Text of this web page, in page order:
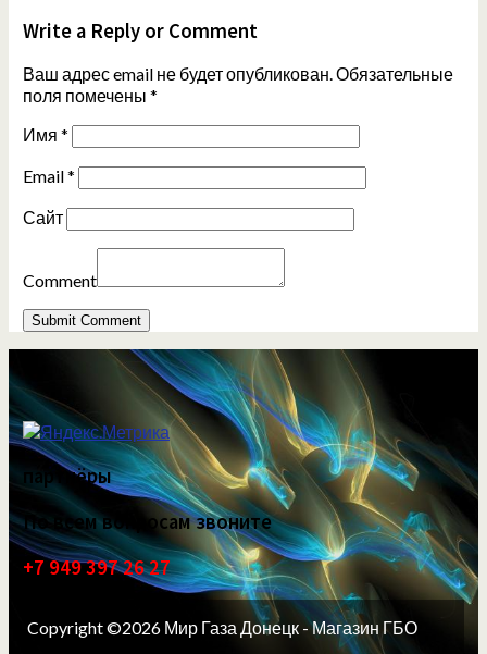
Write a Reply or Comment
Ваш адрес email не будет опубликован.Обязательные
поля помечены *
Имя *
Email*
Сайт
Comment
партнёры
По всем вопросам звоните
+7 949 397 26 27
Copyright ©2026 Мир Газа Донецк - Магазин ГБО